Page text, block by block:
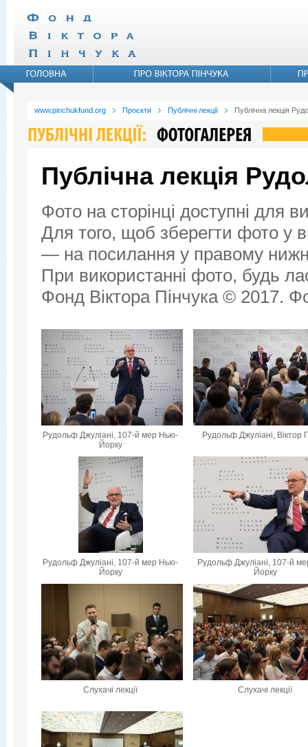
www.pinchukfund.org Проєкти Публічні лекції Публічна лекція
Публічна лекція
Фото на сторінці доступні для
Для того, щоб зберегти фото у
— на посилання у правому
При використанні фото, будь
Фонд Віктора Пінчука © 2017.
Рудольф Джуліані, 107-й мер Нью-
Йорку
Рудольф Джуліані, Віктор
Рудольф Джуліані, 107-й мер Нью-
Йорку
Рудольф Джуліані, 107-й
Йорку
Слухачі лекції Слухачі лекції